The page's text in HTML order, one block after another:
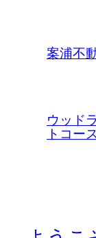
案浦不
ウッド
トコー